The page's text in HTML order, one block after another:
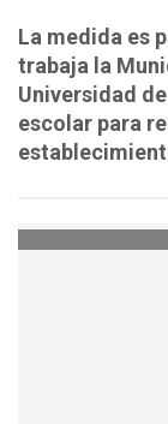
La medida es
trabaja la
Universidad
escolar para